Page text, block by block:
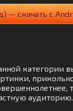
— скачать с
аудиторию.